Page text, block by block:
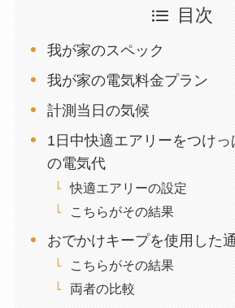
目次
我が家のスペック
我が家の電気料金プラン
計測当日の気候
1日中快適エアリーをつけ
の電気代
快適エアリーの設定
こちらがその結果
おでかけキープを使用した
こちらがその結果
両者の比較